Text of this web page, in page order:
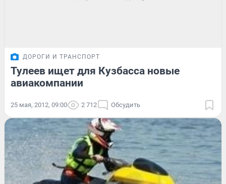
ДОРОГИ И ТРАНСПОРТ
Тулеев ищет для Кузбасса новые
авиакомпании
25 мая, 2012, 09:00 2 712 Обсудить